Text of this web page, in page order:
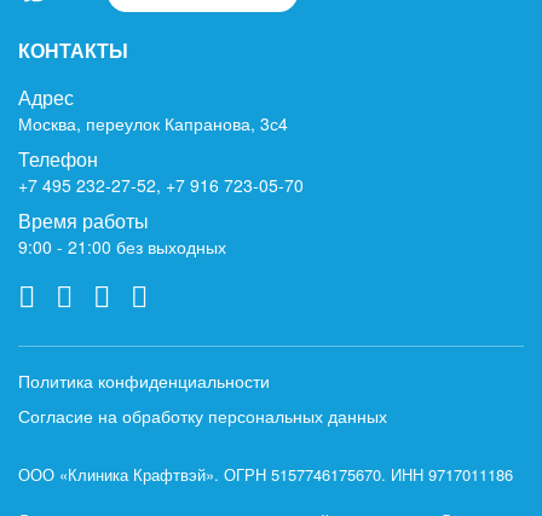
КОНТАКТЫ
Адрес
Москва, переулок Капранова, 3с4
Телефон
+7 495 232-27-52, +7 916 723-05-70
Время работы
9:00 - 21:00 без выходных
Политика конфиденциальности
Согласие на обработку персональных данных
ООО «Клиника Крафтвэй». ОГРН 5157746175670. ИНН 9717011186